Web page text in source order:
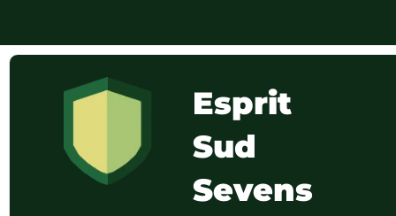
Esprit
Sud
Sevens